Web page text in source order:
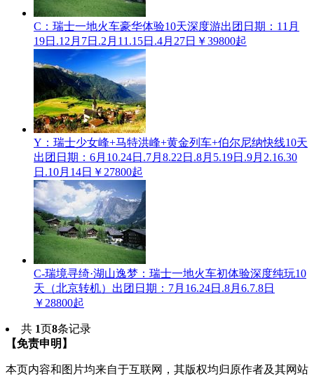
C：瑞士一地火车豪华体验10天深度游出团日期：11月
19日.12月7日.2月11.15日.4月27日 ￥39800起
Y：瑞士少女峰+马特洪峰+黄金列车+伯尔尼纳快线10天
出团日期：6月10.24日.7月8.22日.8月5.19日.9月2.16.30
日.10月14日 ￥27800起
C-瑞境寻绮·湖山逸梦：瑞士一地火车初体验深度纯玩10
天（北京转机） 出团日期：7月16.24日.8月6.7.8日
￥28800起
共 1页8条记录
【免责申明】
本页内容和图片均来自于互联网，其版权均归原作者及其网站